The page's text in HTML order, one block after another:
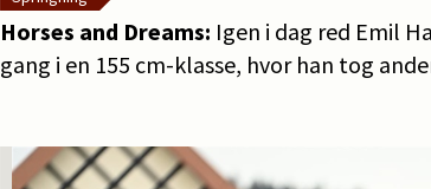
Horses and Dreams: Igen i dag red Emil
gang i en 155 cm-klasse, hvor han tog